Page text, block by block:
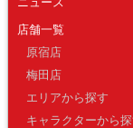
店舗一覧
原宿店
梅田店
エリアから探す
キャラクターから